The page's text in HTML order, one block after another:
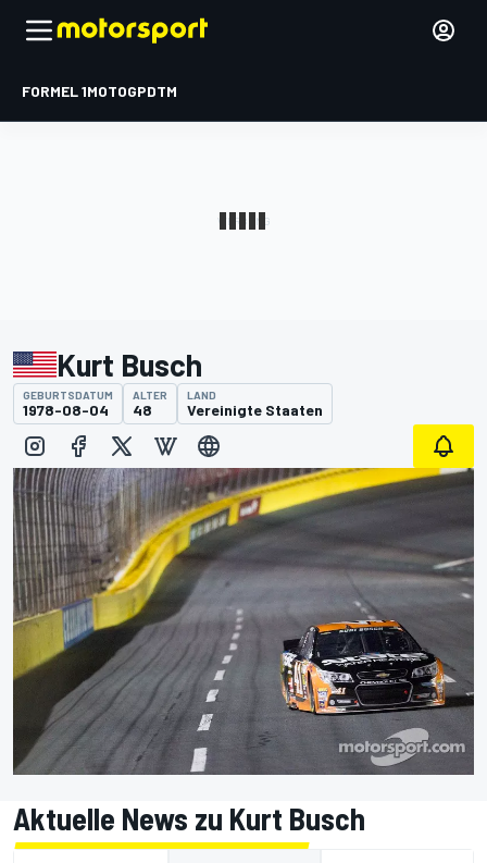
FORMEL 1MOTOGPDTM
Kurt Busch
GEBURTSDATUM
1978-08-04
ALTER
48
LAND
Vereinigte Staaten
Aktuelle News zu Kurt Busch